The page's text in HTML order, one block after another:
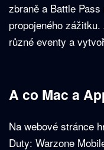
zbraně a Battle
propojeného
různé eventy a
A co Mac a
Na webové stránce
Duty: Warzone